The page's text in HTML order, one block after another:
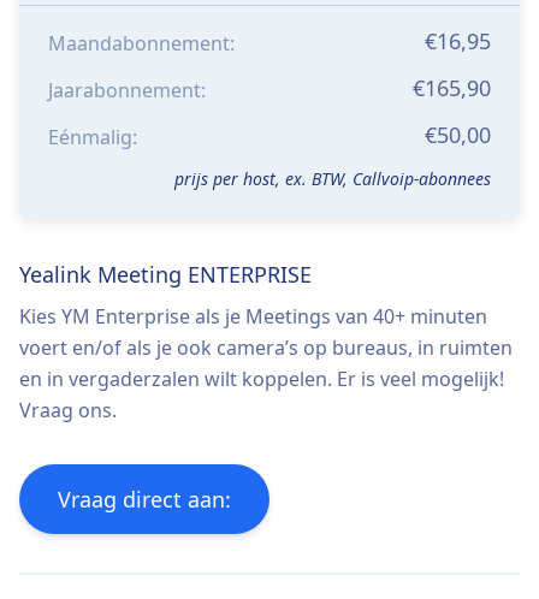
Maandabonnement: €16,95
Jaarabonnement: €165,90
Eénmalig: €50,00
prijs per host, ex. BTW, Callvoip-abonnees
Yealink Meeting ENTERPRISE
Kies YM Enterprise als je Meetings van 40+ minuten
voert en/of als je ook camera’s op bureaus, in ruimten
en in vergaderzalen wilt koppelen. Er is veel mogelijk!
Vraag ons.
Vraag direct aan: